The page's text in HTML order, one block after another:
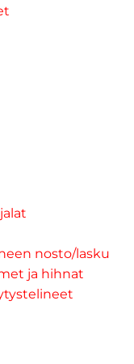
nosto/lasku
ja hihnat